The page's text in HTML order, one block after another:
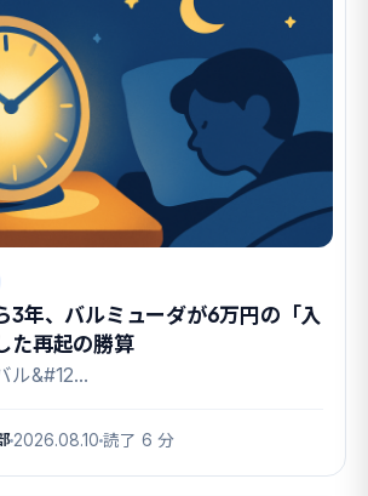
3年、バルミューダが6万円の「入
た再起の勝算
ル&#12…
2026.08.10 読了 6 分